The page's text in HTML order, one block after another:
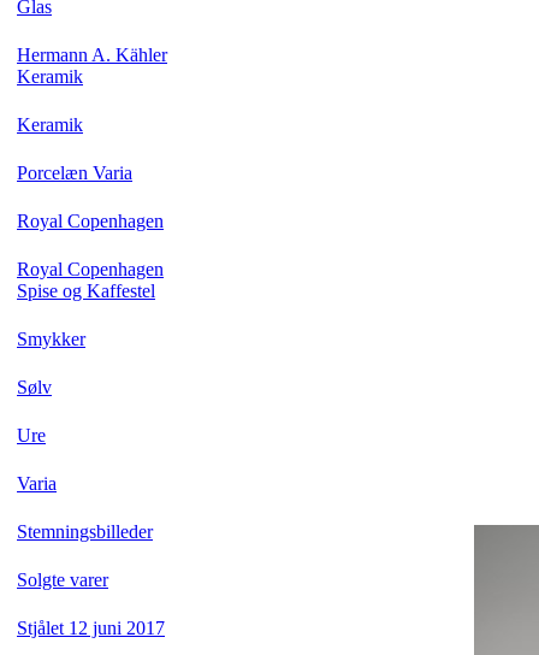
Glas
Hermann A. Kähler
Keramik
Keramik
Porcelæn Varia
Royal Copenhagen
Royal Copenhagen
Spise og Kaffestel
Smykker
Sølv
Ure
Varia
Stemningsbilleder
Solgte varer
Stjålet 12 juni 2017